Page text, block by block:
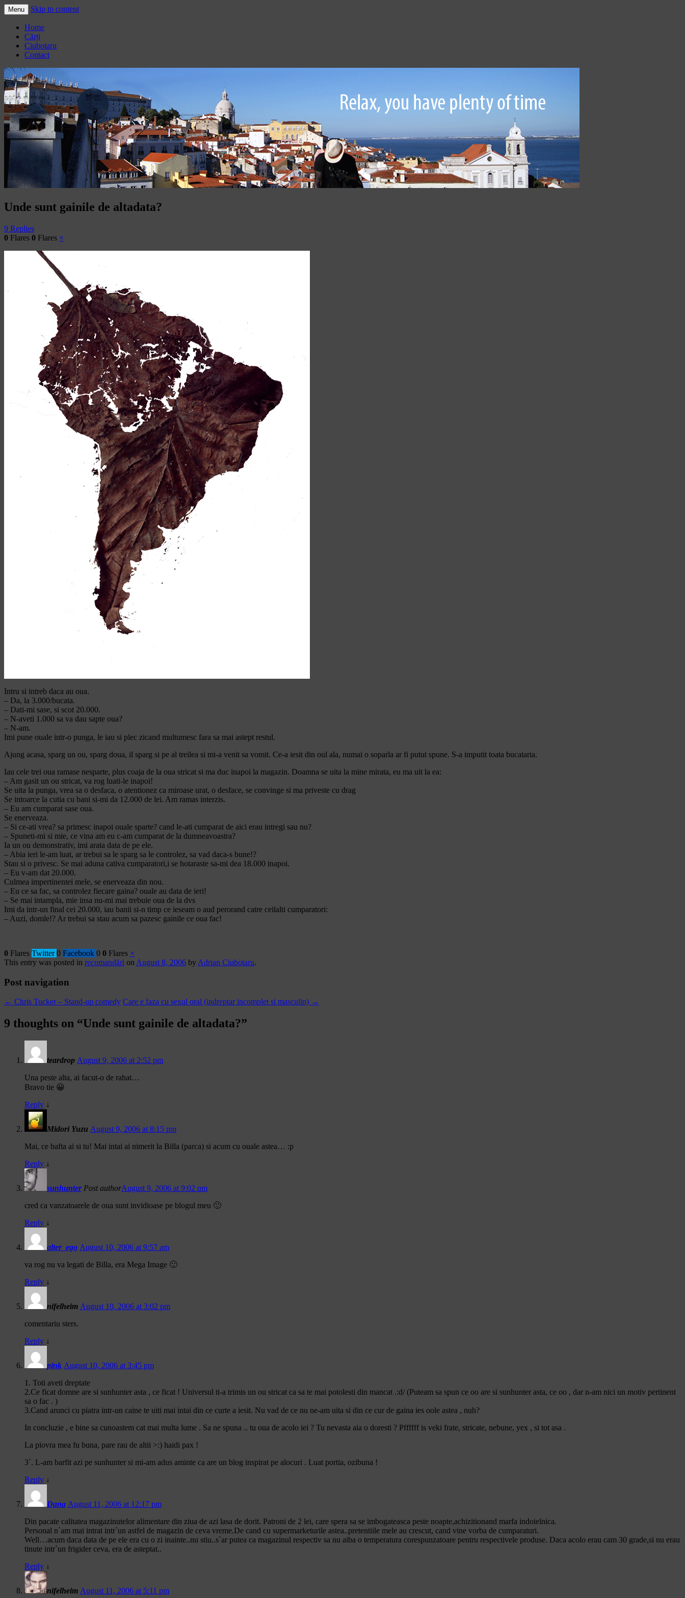
Adrian Ciubotaru
Menu Skip to content
Home
Cărți
Ciubotaru
Contact
Unde sunt gainile de altadata?
9 Replies
0 Flares 0 Flares ×
Intru si intreb daca au oua.
– Da, la 3.000/bucata.
– Dati-mi sase, si scot 20.000.
– N-aveti 1.000 sa va dau sapte oua?
– N-am.
Imi pune ouale intr-o punga, le iau si plec zicand multumesc fara sa mai astept restul.
Ajung acasa, sparg un ou, sparg doua, il sparg si pe al treilea si mi-a venit sa vomit. Ce-a iesit din oul ala, numai o soparla ar fi putut spune. S-a imputit toata bucataria.
Iau cele trei oua ramase nesparte, plus coaja de la oua stricat si ma duc inapoi la magazin. Doamna se uita la mine mirata, eu ma uit la ea:
– Am gasit un ou stricat, va rog luati-le inapoi!
Se uita la punga, vrea sa o desfaca, o atentionez ca miroase urat, o desface, se convinge si ma priveste cu drag
Se intoarce la cutia cu bani si-mi da 12.000 de lei. Am ramas interzis.
– Eu am cumparat sase oua.
Se enerveaza.
– Si ce-ati vrea? sa primesc inapoi ouale sparte? cand le-ati cumparat de aici erau intregi sau nu?
– Spuneti-mi si mie, ce vina am eu c-am cumparat de la dumneavoastra?
Ia un ou demonstrativ, imi arata data de pe ele.
– Abia ieri le-am luat, ar trebui sa le sparg sa le controlez, sa vad daca-s bune!?
Stau si o privesc. Se mai aduna cativa cumparatori,i se hotaraste sa-mi dea 18.000 inapoi.
– Eu v-am dat 20.000.
Culmea impertinentei mele, se enerveaza din nou.
– Eu ce sa fac, sa controlez fiecare gaina? ouale au data de ieri!
– Se mai intampla, mie insa nu-mi mai trebuie oua de la dvs
Imi da intr-un final cei 20.000, iau banii si-n timp ce ieseam o aud perorand catre ceilalti cumparatori:
– Auzi, domle!? Ar trebui sa stau acum sa pazesc gainile ce oua fac!
0 Flares Twitter 0 Facebook 0 0 Flares ×
This entry was posted in recomandări on August 8, 2006 by Adrian Ciubotaru.
Post navigation
← Chris Tucker – Stand-up comedy Care e faza cu sexul oral (indreptar incomplet si masculin) →
9 thoughts on “Unde sunt gainile de altadata?”
teardrop August 9, 2006 at 2:52 pm
Una peste alta, ai facut-o de rahat…
Bravo tie 😀
Reply ↓
Midori Yuzu August 9, 2006 at 8:15 pm
Mai, ce bafta ai si tu! Mai intai ai nimerit la Billa (parca) si acum cu ouale astea… :p
Reply ↓
sunhunter Post authorAugust 9, 2006 at 9:02 pm
cred ca vanzatoarele de oua sunt invidioase pe blogul meu 🙂
Reply ↓
alter_ego August 10, 2006 at 9:57 am
va rog nu va legati de Billa, era Mega Image 🙂
Reply ↓
nifelheim August 10, 2006 at 3:02 pm
comentariu sters.
Reply ↓
pink August 10, 2006 at 3:45 pm
1. Toti aveti dreptate
2.Ce ficat domne are si sunhunter asta , ce ficat ! Universul ti-a trimis un ou stricat ca sa te mai potolesti din mancat .:d/ (Puteam sa spun ce oo are si sunhunter asta, ce oo , dar n-am nici un motiv pertinent
sa o fac . )
3.Cand arunci cu piatra intr-un caine te uiti mai intai din ce curte a iesit. Nu vad de ce nu ne-am uita si din ce cur de gaina ies oole astea , nuh?
In concluzie , e bine sa cunoastem cat mai multa lume . Sa ne spuna .. tu oua de acolo iei ? Tu nevasta aia o doresti ? Pffffff is veki frate, stricate, nebune, yex , si tot asa .
La piovra mea fu buna, pare rau de altii >:) haidi pax !
3`. L-am barfit azi pe sunhunter si mi-am adus aminte ca are un blog inspirat pe alocuri . Luat portia, ozibuna !
Reply ↓
Dana August 11, 2006 at 12:17 pm
Din pacate calitatea magazinutelor alimentare din ziua de azi lasa de dorit. Patroni de 2 lei, care spera sa se imbogateasca peste noapte,achizitionand marfa indoielnica.
Personal n`am mai intrat intr`un astfel de magazin de ceva vreme.De cand cu supermarketurile astea..pretentiile mele au crescut, cand vine vorba de cumparaturi.
Well…acum daca data de pe ele era cu o zi inainte..nu stiu..s`ar putea ca magazinul respectiv sa nu aiba o temperatura corespunzatoare pentru respectivele produse. Daca acolo erau cam 30 grade,si nu erau
tinute intr`un frigider ceva, era de asteptat..
Reply ↓
nifelheim August 11, 2006 at 5:11 pm